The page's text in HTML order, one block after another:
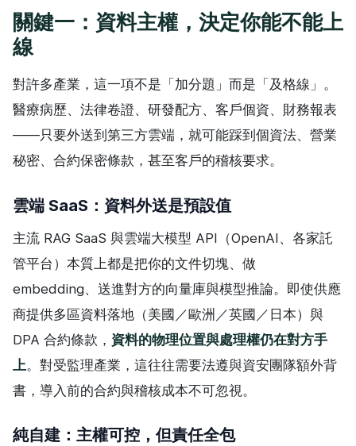
關鍵一：資料主權，決定你能不能上
線
對許多產業，這一項不是「加分題」而是「及格線」。
醫療病歷、法律卷證、研發配方、客戶個資、財務報表
——只要外送到第三方雲端，就可能踩到個資法、營業
秘密、合約保密條款，甚至客戶的稽核要求。
雲端 SaaS：資料外送是預設值
主流 RAG SaaS 與雲端大模型 API（OpenAI、各家託
管平台）本質上都是把你的文件切塊、做
embedding、送進對方的向量庫與模型推論。即使供應
商提供多區資料落地（美國／歐洲／英國／日本）與
DPA 合約條款， 資料的物理位置與處理權仍在對方手
上。對受監理產業，這往往需要法遵與資安團隊額外背
書，導入前的合約與稽核成本不可忽視。
純自建：主權可控，但責任全包